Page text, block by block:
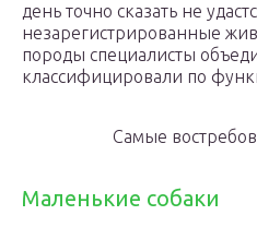
день точно сказать не
незарегистрированные
породы специалисты
классифицировали по
Самые
Маленькие собаки